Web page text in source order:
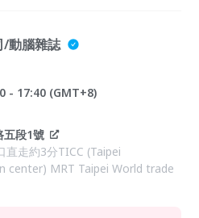
/動腦雜誌
- 17:40 (GMT+8)
五段1號
走約3分TICC (Taipei
center) MRT Taipei World trade